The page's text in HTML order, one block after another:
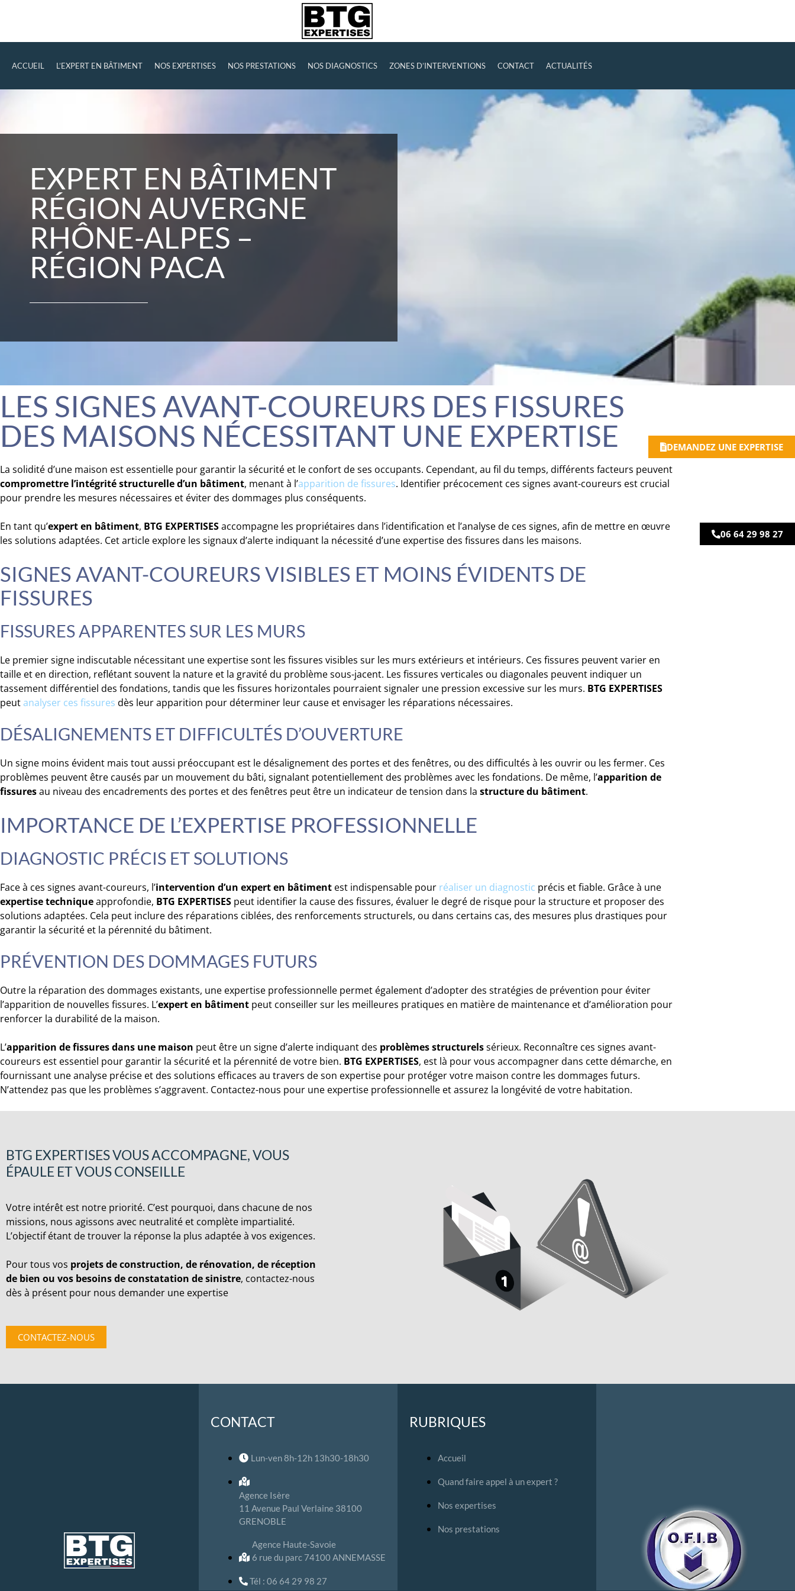
ACCUEIL L’EXPERT EN BÂTIMENT NOS EXPERTISES NOS PRESTATIONS NOS DIAGNOSTICS ZONES D’INTERVENTIONS CONTACT ACTUALITÉS
DEMANDEZ UNE EXPERTISE
06 64 29 98 27
EXPERT EN BÂTIMENT
RÉGION AUVERGNE
RHÔNE-ALPES –
RÉGION PACA
LES SIGNES AVANT-COUREURS DES FISSURES
DES MAISONS NÉCESSITANT UNE EXPERTISE
La solidité d’une maison est essentielle pour garantir la sécurité et le confort de ses occupants. Cependant, au fil du temps, différents facteurs peuvent
compromettre l’intégrité structurelle d’un bâtiment, menant à l’apparition de fissures. Identifier précocement ces signes avant-coureurs est crucial
pour prendre les mesures nécessaires et éviter des dommages plus conséquents.
En tant qu’expert en bâtiment, BTG EXPERTISESaccompagne les propriétaires dans l’identification et l’analyse de ces signes, afin de mettre en œuvre
les solutions adaptées. Cet article explore les signaux d’alerte indiquant la nécessité d’une expertise des fissures dans les maisons.
SIGNES AVANT-COUREURS VISIBLES ET MOINS ÉVIDENTS DE
FISSURES
FISSURES APPARENTES SUR LES MURS
Le premier signe indiscutable nécessitant une expertise sont les fissures visibles sur les murs extérieurs et intérieurs. Ces fissures peuvent varier en
taille et en direction, reflétant souvent la nature et la gravité du problème sous-jacent. Les fissures verticales ou diagonales peuvent indiquer un
tassement différentiel des fondations, tandis que les fissures horizontales pourraient signaler une pression excessive sur les murs. BTG EXPERTISES
peutanalyser ces fissures dès leur apparition pour déterminer leur cause et envisager les réparations nécessaires.
DÉSALIGNEMENTS ET DIFFICULTÉS D’OUVERTURE
Un signe moins évident mais tout aussi préoccupant est le désalignement des portes et des fenêtres, ou des difficultés à les ouvrir ou les fermer. Ces
problèmes peuvent être causés par un mouvement du bâti, signalant potentiellement des problèmes avec les fondations. De même, l’apparition de
fissuresau niveau des encadrements des portes et des fenêtres peut être un indicateur de tension dans la structure du bâtiment.
IMPORTANCE DE L’EXPERTISE PROFESSIONNELLE
DIAGNOSTIC PRÉCIS ET SOLUTIONS
Face à ces signes avant-coureurs, l’intervention d’un expert en bâtiment est indispensable pour réaliser un diagnostic précis et fiable. Grâce à une
expertise techniqueapprofondie, BTG EXPERTISES peut identifier la cause des fissures, évaluer le degré de risque pour la structure et proposer des
solutions adaptées. Cela peut inclure des réparations ciblées, des renforcements structurels, ou dans certains cas, des mesures plus drastiques pour
garantir la sécurité et la pérennité du bâtiment.
PRÉVENTION DES DOMMAGES FUTURS
Outre la réparation des dommages existants, une expertise professionnelle permet également d’adopter des stratégies de prévention pour éviter
l’apparition de nouvelles fissures. L’expert en bâtiment peut conseiller sur les meilleures pratiques en matière de maintenance et d’amélioration pour
renforcer la durabilité de la maison.
L’apparition de fissures dans une maison peut être un signe d’alerte indiquant des problèmes structurelssérieux. Reconnaître ces signes avant-
coureurs est essentiel pour garantir la sécurité et la pérennité de votre bien. BTG EXPERTISES, est là pour vous accompagner dans cette démarche, en
fournissant une analyse précise et des solutions efficaces au travers de son expertise pour protéger votre maison contre les dommages futurs.
N’attendez pas que les problèmes s’aggravent. Contactez-nous pour une expertise professionnelle et assurez la longévité de votre habitation.
BTG EXPERTISES VOUS ACCOMPAGNE, VOUS
ÉPAULE ET VOUS CONSEILLE
Votre intérêt est notre priorité. C’est pourquoi, dans chacune de nos
missions, nous agissons avec neutralité et complète impartialité.
L’objectif étant de trouver la réponse la plus adaptée à vos exigences.
Pour tous vos projets de construction, de rénovation, de réception
de bien ou vos besoins de constatation de sinistre, contactez-nous
dès à présent pour nous demander une expertise
CONTACTEZ-NOUS
CONTACT
Lun-ven 8h-12h 13h30-18h30
Agence Isère
11 Avenue Paul Verlaine 38100
GRENOBLE
Agence Haute-Savoie
6 rue du parc 74100 ANNEMASSE
Tél : 06 64 29 98 27
RUBRIQUES
Accueil
Quand faire appel à un expert ?
Nos expertises
Nos prestations